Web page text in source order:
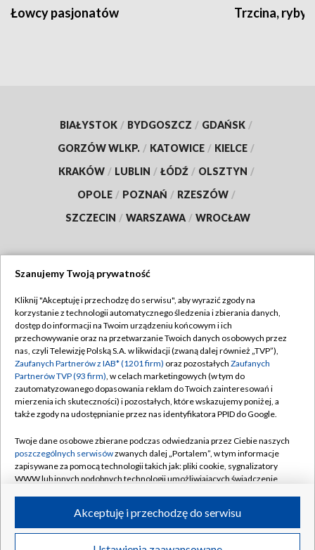
Łowcy pasjonatów Trzcina, ryby
BIAŁYSTOK / BYDGOSZCZ / GDAŃSK /
GORZÓW WLKP. / KATOWICE / KIELCE /
KRAKÓW / LUBLIN / ŁÓDŹ / OLSZTYN /
OPOLE / POZNAŃ / RZESZÓW /
SZCZECIN / WARSZAWA / WROCŁAW
TVP
Abonament TVP
Emisja w TVP
Centrum informacji TVP
Naziemna Telewizja Cyfrowa
Rada Programowa
System NOS
Informacje o nadawcy
Program dla prasy
Regulamin TVP
Polityka prywatności
Moje zgody
Pomoc
Kontakt
Kanały
©2026 Telewizja Polska S.A. w likwidacji
Szanujemy Twoją prywatność
Kliknij "Akceptuję i przechodzę do serwisu", aby wyrazić zgody na
korzystanie z technologii automatycznego śledzenia i zbierania danych,
dostęp do informacji na Twoim urządzeniu końcowym i ich
przechowywanie oraz na przetwarzanie Twoich danych osobowych przez
nas, czyli Telewizję Polską S.A. w likwidacji (zwaną dalej również „TVP”),
Zaufanych Partnerów z IAB* (1201 firm) oraz pozostałych Zaufanych
Partnerów TVP (93 firm), w celach marketingowych (w tym do
zautomatyzowanego dopasowania reklam do Twoich zainteresowań i
mierzenia ich skuteczności) i pozostałych, które wskazujemy poniżej, a
także zgody na udostępnianie przez nas identyfikatora PPID do Google.
Twoje dane osobowe zbierane podczas odwiedzania przez Ciebie naszych
poszczególnych serwisówzwanych dalej „Portalem”, w tym informacje
zapisywane za pomocą technologii takich jak: pliki cookie, sygnalizatory
WWW lub innych podobnych technologii umożliwiających świadczenie
ruchu w Internecie.
Twoje dane osobowe zbierane podczas odwiedzania przez Ciebie
Akceptuję i przechodzę do serwisu